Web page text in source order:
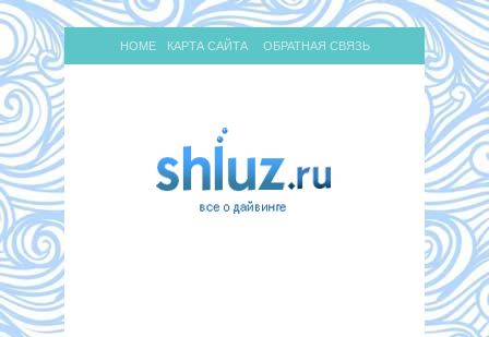
HOME КАРТА САЙТА ОБРАТНАЯ СВЯЗЬ